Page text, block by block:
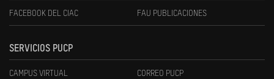
FACEBOOK DEL CIAC FAU PUBLICACIONES
SERVICIOS PUCP
CAMPUS VIRTUAL CORREO PUCP